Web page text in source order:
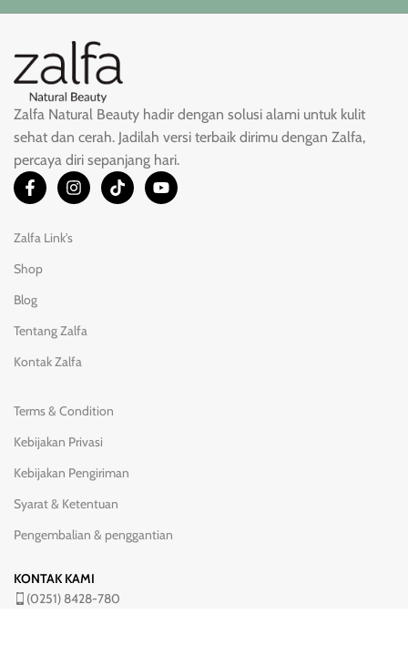
Zalfa Natural Beauty hadir dengan solusi alami untuk kulit
sehat dan cerah. Jadilah versi terbaik dirimu dengan Zalfa,
percaya diri sepanjang hari.
Zalfa Link's
Shop
Blog
Tentang Zalfa
Kontak Zalfa
Terms & Condition
Kebijakan Privasi
Kebijakan Pengiriman
Syarat & Ketentuan
Pengembalian & penggantian
KONTAK KAMI
(0251) 8428-780